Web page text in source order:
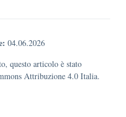
04.06.2026
questo articolo è stato
Attribuzione 4.0 Italia.